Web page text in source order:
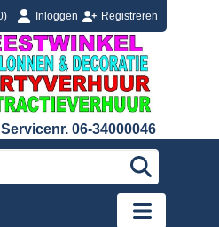
loginInloggen
registreren Registreren
06-34000046
"Zoeken
"Toggle